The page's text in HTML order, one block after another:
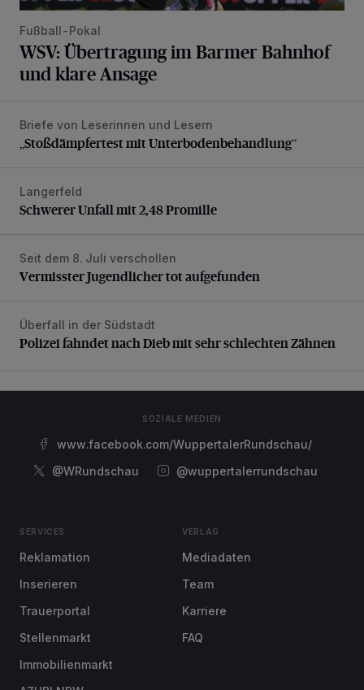
Fußball-Pokal
WSV: Übertragung im Barmer Bahnhof
und klare Ansage
„Stoßdämpfertest mit Unterbodenbehandlung“
Briefe von Leserinnen und Lesern
„Stoßdämpfertest mit Unterbodenbehandlung“
Schwerer Unfall mit 2,48 Promille
Langerfeld
Schwerer Unfall mit 2,48 Promille
Vermisster Jugendlicher tot aufgefunden
Seit dem 8. Juli verschollen
Vermisster Jugendlicher tot aufgefunden
Polizei fahndet nach Dieb mit sehr schlechten Zähnen
Überfall in der Südstadt
Polizei fahndet nach Dieb mit sehr schlechten Zähnen
SOZIALE MEDIEN
www.facebook.com/WuppertalerRundschau/
@WRundschau
@wuppertalerrundschau
SERVICES
Reklamation
Inserieren
Trauerportal
Stellenmarkt
Immobilienmarkt
VERLAG
Mediadaten
Team
Karriere
FAQ